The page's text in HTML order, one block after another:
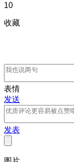
10
收藏
表情
发送
发表